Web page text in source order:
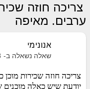
צריכה חוזה
ערבים. מאיפה
אנונימי
שאלה נשאלה ב-
צריכה חוזה שכירות
יודעת שיש כאלה מוכנים